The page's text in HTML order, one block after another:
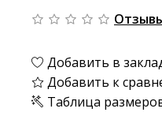
Добавить в
Добавить к
Таблица